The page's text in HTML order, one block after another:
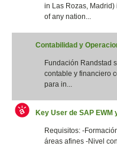
in Las Rozas,
of any nation...
Contabilidad y
Fundación Randstad
contable y financiero
para in...
Key User de SAP EWM
Requisitos: -
áreas afines -Nivel